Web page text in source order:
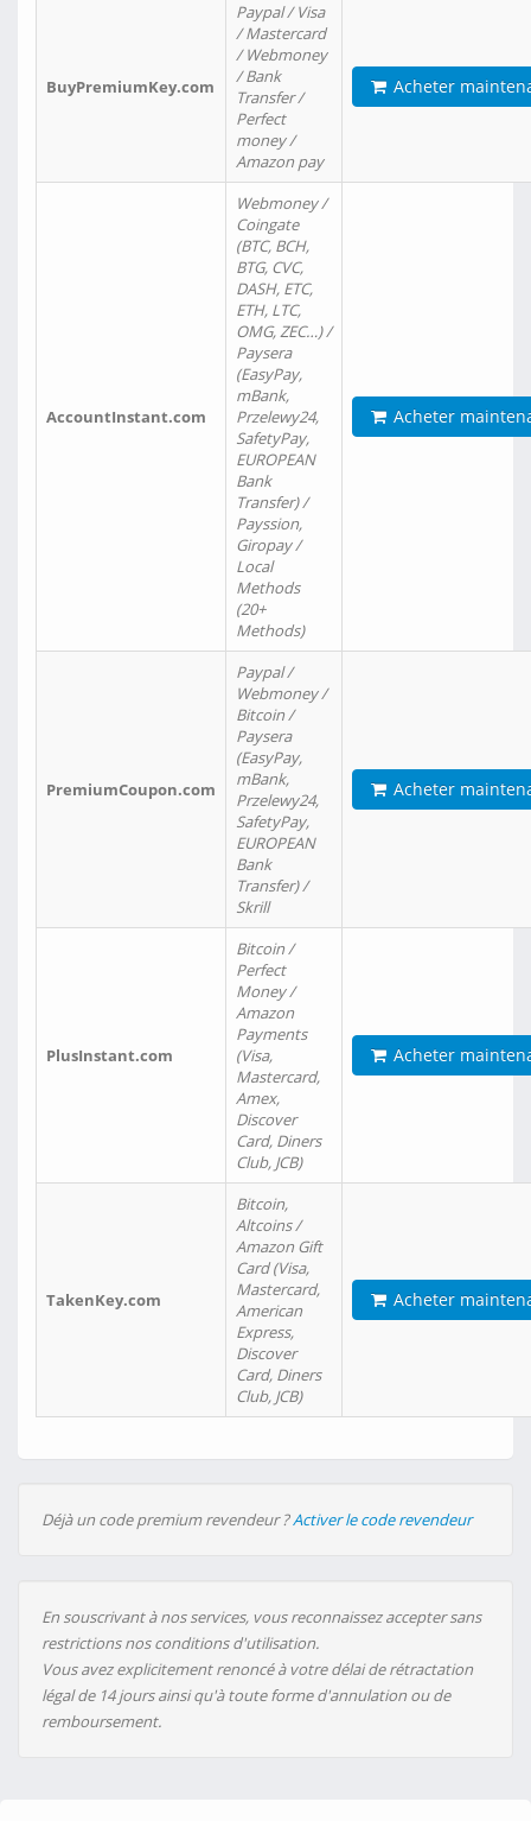
BuyPremiumKey.com
Paypal / Visa
/ Mastercard
/ Webmoney
/ Bank
Transfer /
Perfect
money /
Amazon pay
Acheter
AccountInstant.com
Webmoney /
Coingate
(BTC, BCH,
BTG, CVC,
DASH, ETC,
ETH, LTC,
OMG, ZEC…) /
Paysera
(EasyPay,
mBank,
Przelewy24,
SafetyPay,
EUROPEAN
Bank
Transfer) /
Payssion,
Giropay /
Local
Methods
(20+
Methods)
Acheter
PremiumCoupon.com
Paypal /
Webmoney /
Bitcoin /
Paysera
(EasyPay,
mBank,
Przelewy24,
SafetyPay,
EUROPEAN
Bank
Transfer) /
Skrill
Acheter
PlusInstant.com
Bitcoin /
Perfect
Money /
Amazon
Payments
(Visa,
Mastercard,
Amex,
Discover
Card, Diners
Club, JCB)
Acheter
TakenKey.com
Bitcoin,
Altcoins /
Amazon Gift
Card (Visa,
Mastercard,
American
Express,
Discover
Card, Diners
Club, JCB)
Acheter
Déjà un code premium revendeur ?Activer le code revendeur
En souscrivant à nos services, vous reconnaissez accepter sans
restrictions nos conditions d'utilisation.
Vous avez explicitement renoncé à votre délai de rétractation
légal de 14 jours ainsi qu'à toute forme d'annulation ou de
remboursement.